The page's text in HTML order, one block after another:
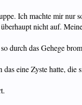
Ich machte mir nur
nicht auf.
durch das Gehege
eine Zyste hatte, die